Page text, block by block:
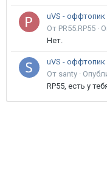
uVS - оффтопик
От PR55.RP55 ·
Нет.
uVS - оффтопик
От santy ·
RP55, есть у